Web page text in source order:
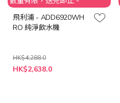
飛利浦 - ADD6920WH
RO 純淨飲水機
HK$4,288.0
特
殊
HK$2,638.0